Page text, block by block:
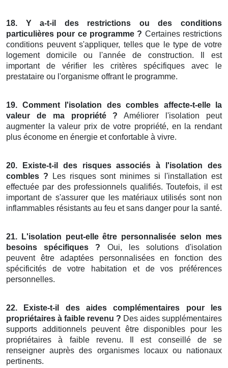
18. Y a-t-il des restrictions ou des conditions
particulières pour ce programme ? Certaines restrictions
conditions peuvent s'appliquer, telles que le type de votre
logement domicile ou l'année de construction. Il est
important de vérifier les critères spécifiques avec le
prestataire ou l'organisme offrant le programme.
19. Comment l'isolation des combles affecte-t-elle la
valeur de ma propriété ? Améliorer l'isolation peut
augmenter la valeur prix de votre propriété, en la rendant
plus économe en énergie et confortable à vivre.
20. Existe-t-il des risques associés à l'isolation des
combles ? Les risques sont minimes si l'installation est
effectuée par des professionnels qualifiés. Toutefois, il est
important de s'assurer que les matériaux utilisés sont non
inflammables résistants au feu et sans danger pour la santé.
21. L'isolation peut-elle être personnalisée selon mes
besoins spécifiques ? Oui, les solutions d'isolation
peuvent être adaptées personnalisées en fonction des
spécificités de votre habitation et de vos préférences
personnelles.
22. Existe-t-il des aides complémentaires pour les
propriétaires à faible revenu ? Des aides supplémentaires
supports additionnels peuvent être disponibles pour les
propriétaires à faible revenu. Il est conseillé de se
renseigner auprès des organismes locaux ou nationaux
pertinents.